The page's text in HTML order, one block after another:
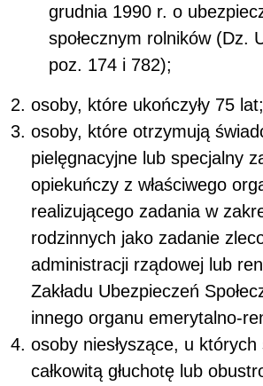
grudnia 1990 r. o
społecznym rolników (Dz.
poz. 174 i 782);
osoby, które ukończyły 75 lat;
osoby, które otrzymują
pielęgnacyjne lub specjalny
opiekuńczy z właściwego
realizującego zadania w
rodzinnych jako zadanie
administracji rządowej lub
Zakładu Ubezpieczeń
innego organu emerytalno-
osoby niesłyszące, u
całkowitą głuchotę lub